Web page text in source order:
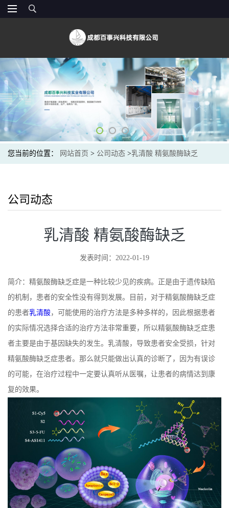
您当前的位置： 网站首页 > 公司动态 >乳清酸 精氨酸酶缺乏
公司动态
乳清酸 精氨酸酶缺乏
发表时间：2022-01-19
简介：精氨酸酶缺乏症是一种比较少见的疾病。正是由于遗传缺陷
的机制，患者的安全性没有得到发展。目前，对于精氨酸酶缺乏症
的患者乳清酸，可能使用的治疗方法是多种多样的，因此根据患者
的实际情况选择合适的治疗方法非常重要，所以精氨酸酶缺乏症患
者主要是由于基因缺失的发生。乳清酸，导致患者安全受损，针对
精氨酸酶缺乏症患者。那么就只能做出认真的诊断了，因为有误诊
的可能，在治疗过程中一定要认真听从医嘱，让患者的病情达到康
复的效果。